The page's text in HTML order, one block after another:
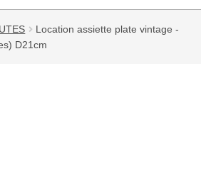
Location assiette plate vintage -
D21cm